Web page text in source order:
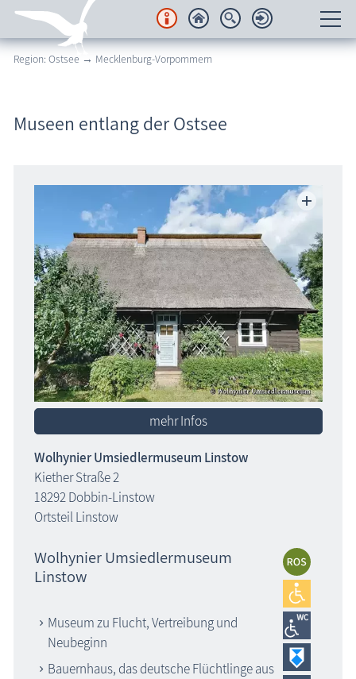
Unterkünfte
Karten
Wissenswertes
Veranstaltungen
Blog
Region: Ostsee → Mecklenburg-Vorpommern
Museen entlang der Ostsee
mehr Infos
Wolhynier Umsiedlermuseum Linstow
Kiether Straße 2
18292 Dobbin-Linstow
Ortsteil Linstow
Wolhynier Umsiedlermuseum
Linstow
Museum zu Flucht, Vertreibung und
Neubeginn
Bauernhaus, das deutsche Flüchtlinge aus